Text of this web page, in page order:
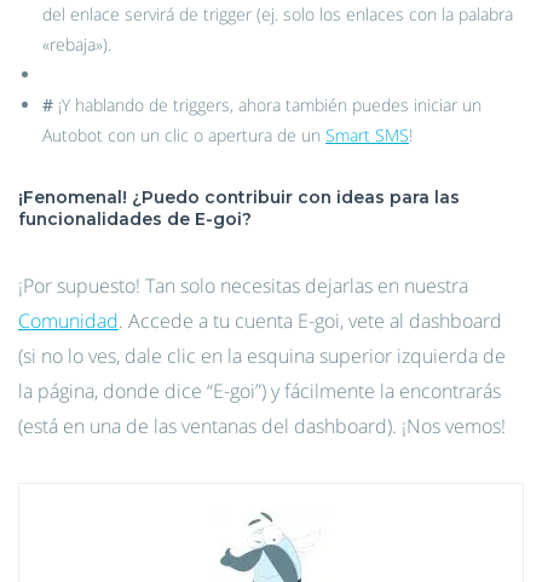
del enlace servirá de trigger (ej. solo los enlaces con la palabra
«rebaja»).
# ¡Y hablando de triggers, ahora también puedes iniciar un
Autobot con un clic o apertura de un Smart SMS!
¡Fenomenal! ¿Puedo contribuir con ideas para las
funcionalidades de E-goi?
¡Por supuesto! Tan solo necesitas dejarlas en nuestra
Comunidad. Accede a tu cuenta E-goi, vete al dashboard
(si no lo ves, dale clic en la esquina superior izquierda de
la página, donde dice “E-goi”) y fácilmente la encontrarás
(está en una de las ventanas del dashboard). ¡Nos vemos!